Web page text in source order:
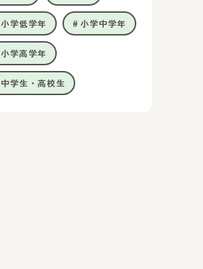
小学低学年 小学中学年
小学高学年
中学生・高校生